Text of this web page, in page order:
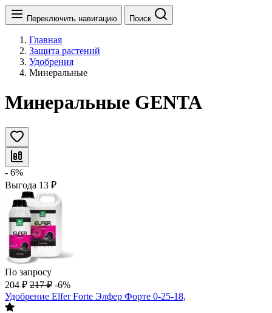
Переключить навигацию Поиск
Главная
Защита растений
Удобрения
Минеральные
Минеральные GENTA
- 6%
Выгода 13 ₽
По запросу
204 ₽ 217 ₽ -6%
Удобрение Elfer Forte Элфер Форте 0-25-18,